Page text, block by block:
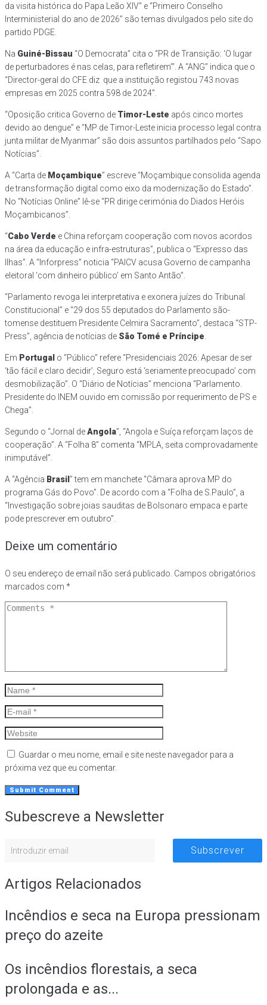
da visita histórica do Papa Leão XIV” e “Primeiro Conselho
Interministerial do ano de 2026” são temas divulgados pelo site do
partido PDGE.
Na Guiné-Bissau “O Democrata” cita o “PR de Transição: ‘O lugar
de perturbadores é nas celas, para refletirem’”. A “ANG” indica que o
“Director-geral do CFE diz que a instituição registou 743 novas
empresas em 2025 contra 598 de 2024”.
“Oposição critica Governo de Timor-Leste após cinco mortes
devido ao dengue” e “MP de Timor-Leste inicia processo legal contra
junta militar de Myanmar” são dois assuntos partilhados pelo “Sapo
Notícias”.
A “Carta de Moçambique” escreve “Moçambique consolida agenda
de transformação digital como eixo da modernização do Estado”.
No “Notícias Online” lê-se “PR dirige cerimónia do Diados Heróis
Moçambicanos”.
“Cabo Verde e China reforçam cooperação com novos acordos
na área da educação e infra-estruturas”, publica o “Expresso das
Ilhas”. A “Inforpress” noticia “PAICV acusa Governo de campanha
eleitoral ‘com dinheiro público’ em Santo Antão”.
“Parlamento revoga lei interpretativa e exonera juízes do Tribunal
Constitucional” e “29 dos 55 deputados do Parlamento são-
tomense destituem Presidente Celmira Sacramento”, destaca “STP-
Press”, agência de notícias de São Tomé e Príncipe
Em Portugal o “Público” refere “Presidenciais 2026: Apesar de ser
‘tão fácil e claro decidir’, Seguro está ‘seriamente preocupado’ com
desmobilização”. O “Diário de Notícias” menciona “Parlamento.
Presidente do INEM ouvido em comissão por requerimento de PS e
Chega”.
Segundo o “Jornal deAngola”, “Angola e Suíça reforçam laços de
cooperação”. A “Folha 8” comenta “MPLA, seita comprovadamente
inimputável”.
A “Agência Brasil” tem em manchete “Câmara aprova MP do
programa Gás do Povo”. De acordo com a “Folha de S.Paulo”, a
“Investigação sobre joias sauditas de Bolsonaro empaca e parte
pode prescrever em outubro”.
Deixe um comentário
O seu endereço de email não será publicado. Campos obrigatórios
marcados com *
Guardar o meu nome, email e site neste navegador para a
próxima vez que eu comentar.
Subescreve a Newsletter
Subscrever
Artigos Relacionados
Incêndios e seca na Europa pressionam
preço do azeite
Os incêndios florestais, a seca
prolongada e as...